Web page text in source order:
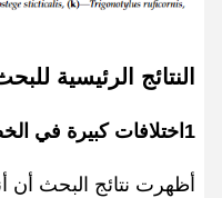
النتائج الرئيسية
1اختلافات كبيرة في الخصائص الطيفية للآفات المختلفة
أظهرت نتائج البحث أن